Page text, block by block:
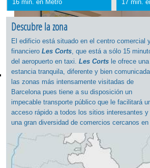
16 min. en Metro 17 min.
Descubre la zona
El edificio está situado en el centro comercial
financiero Les Corts, que está a sólo 15
del aeropuerto en taxi. Les Corts le ofrece una
estancia tranquila, diferente y bien
las zonas más intensamente visitadas de
Barcelona pues tiene a su disposición un
impecable transporte público que le facilitará
acceso rápido a todos los sitios interesantes y
una gran diversidad de comercios cercanos en
Avinguda Diagonaly a bonitas tiendas de
los centros comerciales de L'Illa Diagonal
El
Corte Inglés
. Pero, más que cualquier otra
Les Corts es conocido como el hogar del club